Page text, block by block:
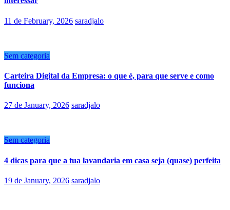
11 de February, 2026 saradjalo
Sem categoria
Carteira Digital da Empresa: o que é, para que serve e como
funciona
27 de January, 2026 saradjalo
Sem categoria
4 dicas para que a tua lavandaria em casa seja (quase) perfeita
19 de January, 2026 saradjalo